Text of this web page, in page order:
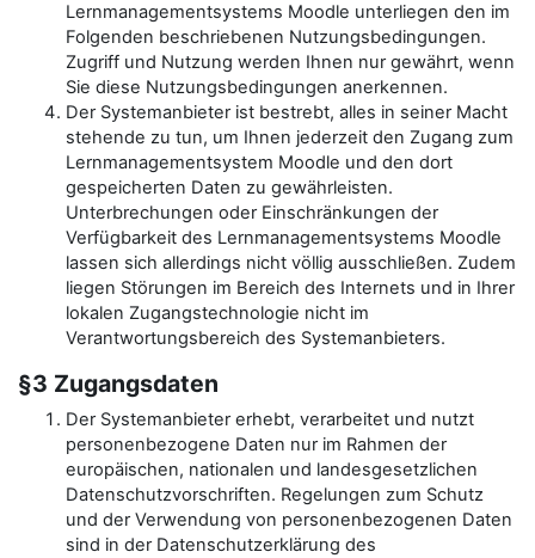
Lernmanagementsystems Moodle unterliegen den im
Folgenden beschriebenen Nutzungsbedingungen.
Zugriff und Nutzung werden Ihnen nur gewährt, wenn
Sie diese Nutzungsbedingungen anerkennen.
Der Systemanbieter ist bestrebt, alles in seiner Macht
stehende zu tun, um Ihnen jederzeit den Zugang zum
Lernmanagementsystem Moodle und den dort
gespeicherten Daten zu gewährleisten.
Unterbrechungen oder Einschränkungen der
Verfügbarkeit des Lernmanagementsystems Moodle
lassen sich allerdings nicht völlig ausschließen. Zudem
liegen Störungen im Bereich des Internets und in Ihrer
lokalen Zugangstechnologie nicht im
Verantwortungsbereich des Systemanbieters.
§3 Zugangsdaten
Der Systemanbieter erhebt, verarbeitet und nutzt
personenbezogene Daten nur im Rahmen der
europäischen, nationalen und landesgesetzlichen
Datenschutzvorschriften. Regelungen zum Schutz
und der Verwendung von personenbezogenen Daten
sind in der Datenschutzerklärung des